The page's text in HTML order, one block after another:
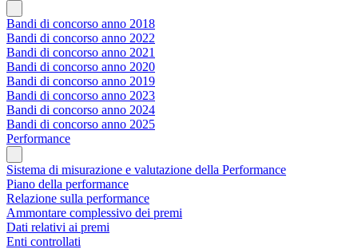
Bandi di concorso anno 2018
Bandi di concorso anno 2022
Bandi di concorso anno 2021
Bandi di concorso anno 2020
Bandi di concorso anno 2019
Bandi di concorso anno 2023
Bandi di concorso anno 2024
Bandi di concorso anno 2025
Performance
Sistema di misurazione e valutazione della Performance
Piano della performance
Relazione sulla performance
Ammontare complessivo dei premi
Dati relativi ai premi
Enti controllati